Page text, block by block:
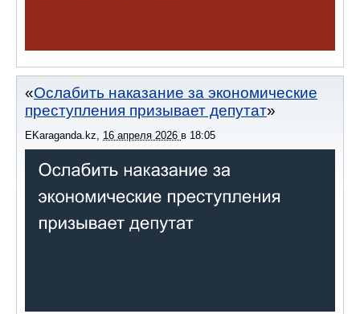
Ослабить наказание за экономические
преступления призывает депутат
EKaraganda.kz 16 апреля 2026 в 18:05